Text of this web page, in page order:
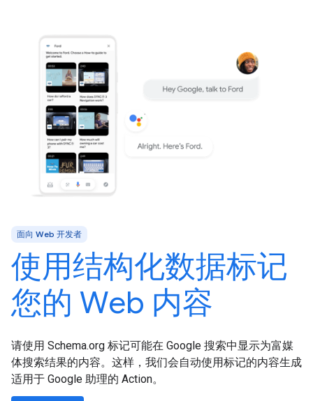
面向 Web 开发者
使用结构化数据标记
您的 Web 内容
请使用 Schema.org 标记可能在 Google 搜索中显示为富媒
体搜索结果的内容。这样，我们会自动使用标记的内容生成
适用于 Google 助理的 Action。